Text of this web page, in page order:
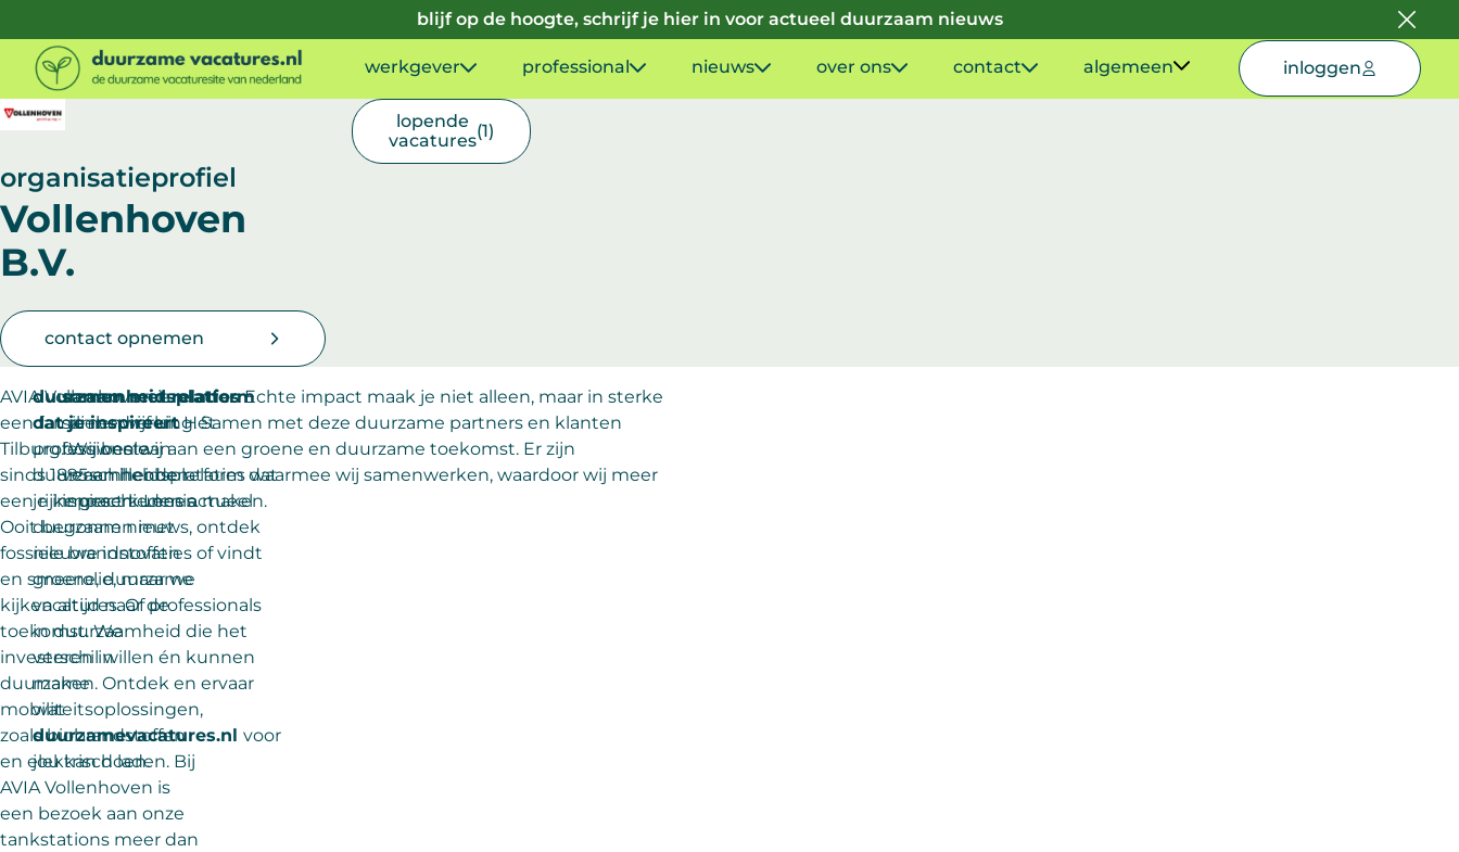
blijf op de hoogte, schrijf je hier in voor actueel duurzaam nieuws
werkgever professional nieuws over ons contact algemeen inloggen
organisatieprofiel
Vollenhoven
B.V.
contact opnemen
lopende
vacatures(1)
AVIA Vollenhoven is
een familiebedrijf uit
Tilburg. Wij bestaan
sinds 1895 en hebben
een rijke geschiedenis.
Ooit begonnen met
fossiele brandstoffen
en smeerolie, maar we
kijken altijd naar de
toekomst. We
investeren in
duurzame
mobiliteitsoplossingen,
zoals biobrandstoffen
en elektrisch laden. Bij
AVIA Vollenhoven is
een bezoek aan onze
tankstations meer dan
duurzaamheidsplatform
dat je inspireertHét
professionele
duurzaamheidsplatform dat
je inspireert. Lees actueel
duurzaam nieuws, ontdek
nieuwe innovaties of vindt
groene, duurzame
vacatures. Of professionals
in duurzaamheid die het
verschil willen én kunnen
maken. Ontdek en ervaar
wat
duurzamevacatures.nl voor
jou kan doen.
samen met relatiesEchte impact maak je niet alleen, maar in sterke
samenwerking. Samen met deze duurzame partners en klanten
bouwen wij aan een groene en duurzame toekomst. Er zijn
verschillende relaties waarmee wij samenwerken, waardoor wij meer
impact kunnen maken.